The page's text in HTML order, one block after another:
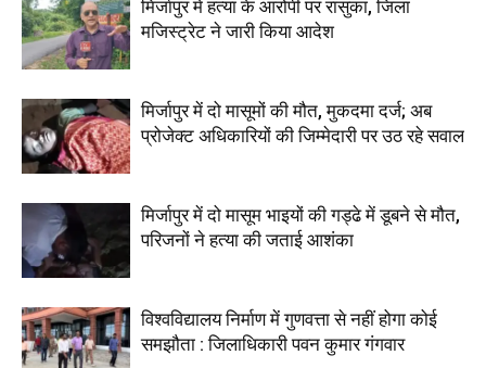
मिर्जापुर में हत्या के आरोपी पर रासुका, जिला
मजिस्ट्रेट ने जारी किया आदेश
मिर्जापुर में दो मासूमों की मौत, मुकदमा दर्ज; अब
प्रोजेक्ट अधिकारियों की जिम्मेदारी पर उठ रहे सवाल
मिर्जापुर में दो मासूम भाइयों की गड्ढे में डूबने से मौत,
परिजनों ने हत्या की जताई आशंका
विश्वविद्यालय निर्माण में गुणवत्ता से नहीं होगा कोई
समझौता : जिलाधिकारी पवन कुमार गंगवार